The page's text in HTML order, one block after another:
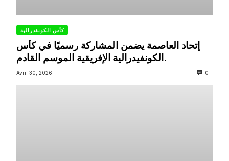
كأس الكونفدرالية
إتحاد العاصمة يضمن المشاركة رسميًا في كأس
الكونفيدرالية الإفريقية الموسم القادم.
Avril 30, 2026 0